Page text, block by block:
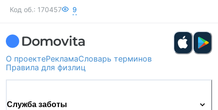
Код об.: 170457 9
О проектеРекламаСловарь терминов
Правила для физлиц
Служба заботы